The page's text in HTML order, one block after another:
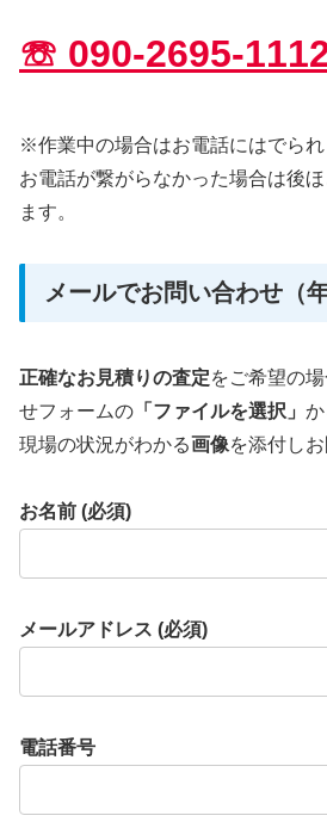
☏ 090-2695-1112
※作業中の場合はお電話にはでられ
お電話が繋がらなかった場合は後
ます。
メールでお問い合わせ（
正確なお見積りの査定をご希望の
せフォームの 「ファイルを選択」 か
現場の状況がわかる画像を添付し
お名前 (必須)
メールアドレス (必須)
電話番号